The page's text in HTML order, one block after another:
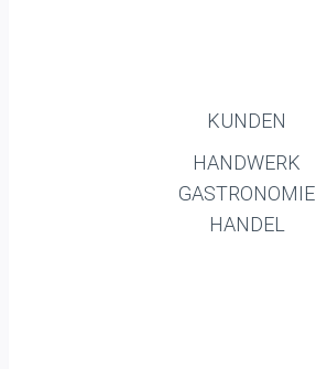
KUNDEN
HANDWERK
GASTRONOMIE
HANDEL